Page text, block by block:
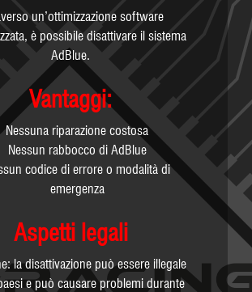
un’ottimizzazione software
è possibile disattivare il sistema
AdBlue.
Vantaggi:
Nessuna riparazione costosa
Nessun rabbocco di AdBlue
codice di errore o modalità di
emergenza
Aspetti legali
la disattivazione può essere illegale
e può causare problemi durante